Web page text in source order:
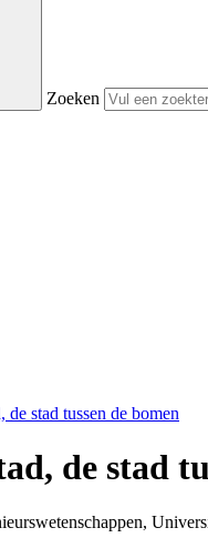
Zoeken
stad tussen de bomen
de stad